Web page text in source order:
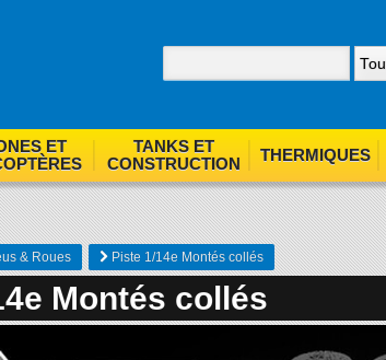
our site you agree to our use of cookies.
ET
TANKS ET
CONSTRUCTION
THERMIQUES
& Roues Piste 1/14e Montés collés
Montés collés